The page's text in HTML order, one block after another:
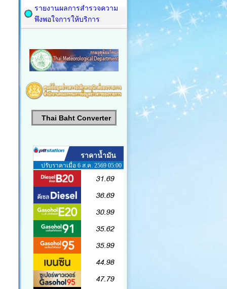
รายงานผลการสำรวจความ
พึงพอใจการให้บริการ
Thai Baht Converter